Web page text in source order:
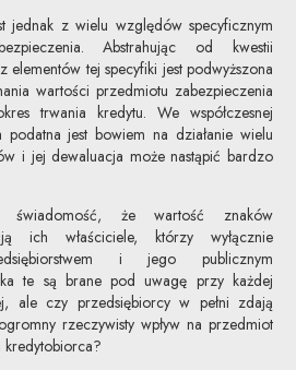
jednak z wielu względów specyficznym
Abstrahując od kwestii
elementów tej specyfiki jest podwyższona
wartości przedmiotu zabezpieczenia
trwania kredytu. We współczesnej
podatna jest bowiem na działanie wielu
i jej dewaluacja może nastąpić bardzo
świadomość, że wartość znaków
ich właściciele, którzy wyłącznie
i jego publicznym
te są brane pod uwagę przy każdej
ale czy przedsiębiorcy w pełni zdają
rzeczywisty wpływ na przedmiot
kredytobiorca?